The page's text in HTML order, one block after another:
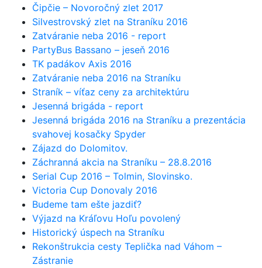
Čipčie – Novoročný zlet 2017
Silvestrovský zlet na Straníku 2016
Zatváranie neba 2016 - report
PartyBus Bassano – jeseň 2016
TK padákov Axis 2016
Zatváranie neba 2016 na Straníku
Straník – víťaz ceny za architektúru
Jesenná brigáda - report
Jesenná brigáda 2016 na Straníku a prezentácia
svahovej kosačky Spyder
Zájazd do Dolomitov.
Záchranná akcia na Straníku – 28.8.2016
Serial Cup 2016 – Tolmin, Slovinsko.
Victoria Cup Donovaly 2016
Budeme tam ešte jazdiť?
Výjazd na Kráľovu Hoľu povolený
Historický úspech na Straníku
Rekonštrukcia cesty Teplička nad Váhom –
Zástranie